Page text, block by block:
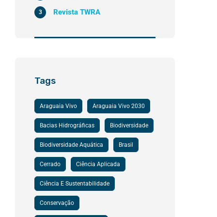
Revista TWRA
3
Tags
Araguaia Vivo Araguaia Vivo 2030
Bacias Hidrográficas Biodiversidade
Biodiversidade Aquática Brasil
Cerrado Ciência Aplicada
Ciência E Sustentabilidade
Conservação